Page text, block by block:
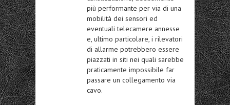
più performante per via di una
mobilità dei sensori ed
eventuali telecamere annesse
e, ultimo particolare, i rilevatori
di allarme potrebbero essere
piazzati in siti nei quali sarebbe
praticamente impossibile far
passare un collegamento via
cavo.